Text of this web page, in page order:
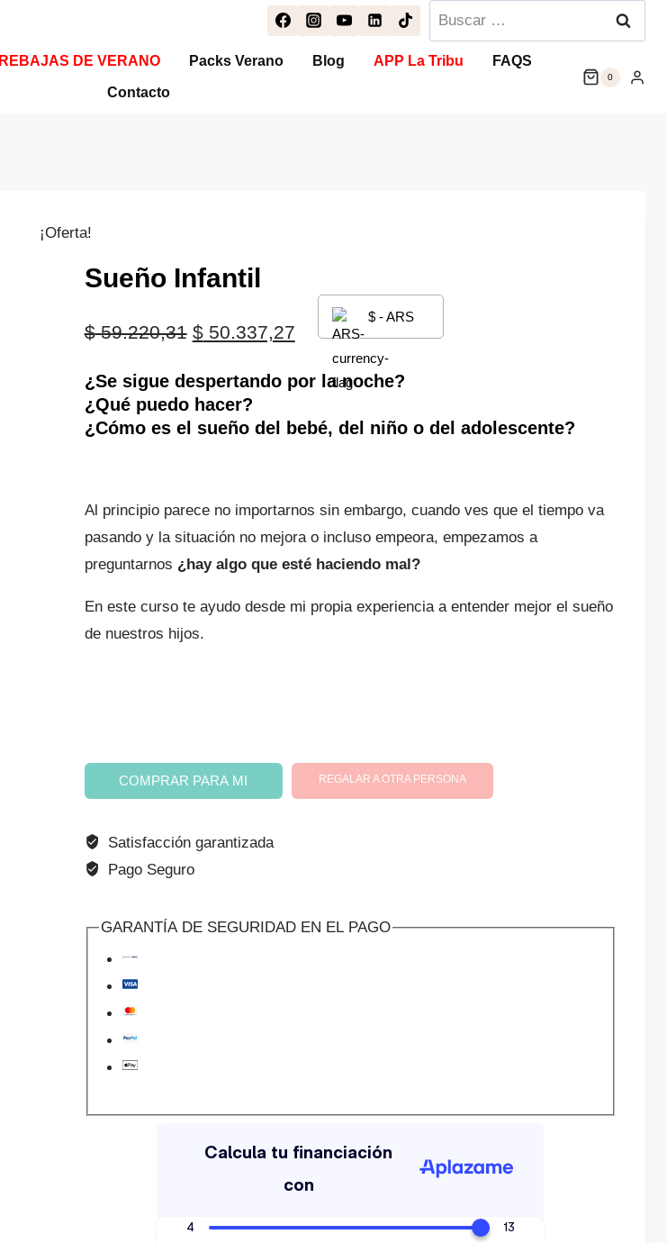
Buscar:
REBAJAS DE VERANO Packs Verano Blog APP La Tribu FAQS
Contacto
0
¡Oferta!
Sueño Infantil
$59.220,31 El
original
era:
$50.337,27El
precio
es:
$ - ARS
¿Se sigue despertando por la noche?
¿Qué puedo hacer?
¿Cómo es el sueño del bebé, del niño o del adolescente?
Al principio parece no importarnos sin embargo, cuando ves que el tiempo va
pasando y la situación no mejora o incluso empeora, empezamos a
preguntarnos ¿hay algo que esté haciendo mal?
En este curso te ayudo desde mi propia experiencia a entender mejor el sueño
de nuestros hijos.
Sueño
Infantil
COMPRAR PARA MI REGALAR A OTRA PERSONA
Satisfacción garantizada
Pago Seguro
GARANTÍA DE SEGURIDAD EN EL PAGO